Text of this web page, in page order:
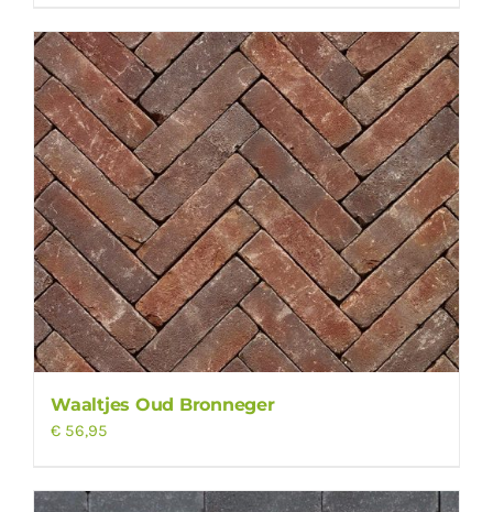
Waaltjes Oud Bronneger
€ 56,95